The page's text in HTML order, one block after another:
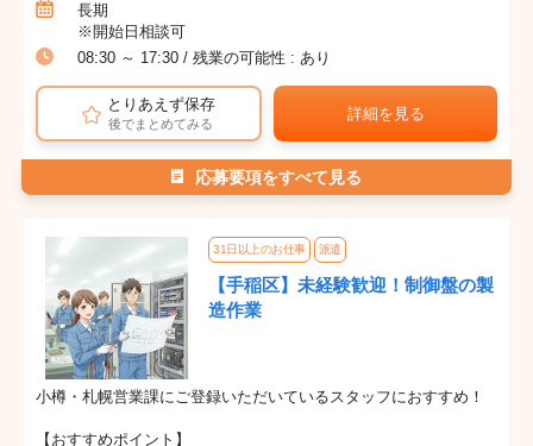
長期
※開始日相談可
08:30 ～ 17:30 / 残業の可能性 : あり
とりあえず保存
後でまとめてみる
詳細を見る
応募要項をすべて見る
31日以上のお仕事 派遣
【手稲区】未経験歓迎！制御盤の製
造作業
小樽・札幌営業課にご登録いただいているスタッフにおすすめ！
【おすすめポイント】